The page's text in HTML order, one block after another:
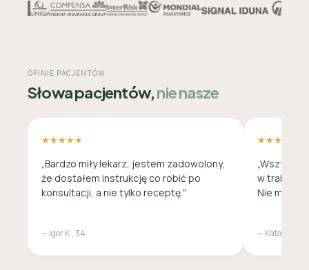
OPINIE PACJENTÓW
Słowa pacjentów,nie nasze
★★★★★
„Bardzo miły lekarz, jestem zadowolony,
że dostałem instrukcję co robić po
konsultacji, a nie tylko receptę."
— Igor K., 34
★★★★★
w trakcie
Nie
— Katarzyna